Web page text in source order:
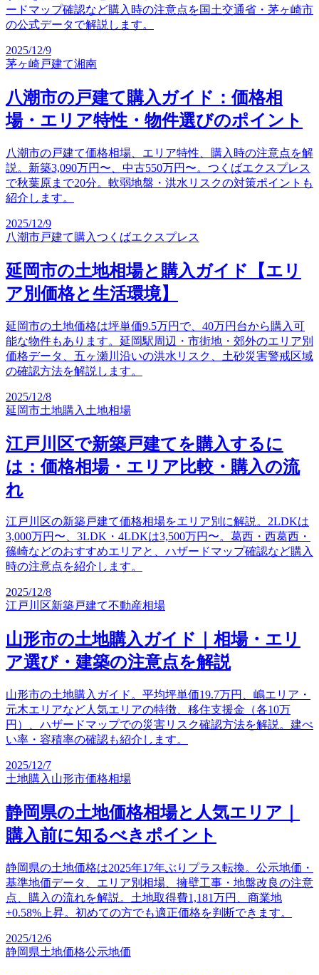
ードマップ確認など購入時の注意点を国土交通省・茅ヶ崎市
の公式データで解説します。
2025/12/9
茅ヶ崎戸建て湘南
八潮市の戸建て購入ガイド：価格相
場・エリア特性・物件選びのポイント
八潮市の戸建て価格相場、エリア特性、購入時の注意点を解
説。新築3,090万円〜、中古550万円〜。つくばエクスプレス
で秋葉原まで20分。軟弱地盤・洪水リスクの対策ポイントも
紹介します。
2025/12/9
八潮市戸建て購入つくばエクスプレス
延岡市の土地相場と購入ガイド【エリ
ア別価格と生活環境】
延岡市の土地価格は坪単価9.5万円で、40万円台から購入可
能な物件もあります。延岡駅周辺・市街地・郊外のエリア別
価格データ、五ヶ瀬川沿いの洪水リスク、土砂災害警戒区域
の確認方法を解説します。
2025/12/8
延岡市土地購入 土地相場
江戸川区で新築戸建てを購入するに
は：価格相場・エリア比較・購入の流
れ
江戸川区の新築戸建て価格相場をエリア別に解説。2LDKは
3,000万円〜、3LDK・4LDKは3,500万円〜。葛西・西葛西・
篠崎などのおすすめエリアと、ハザードマップ確認など購入
時の注意点を紹介します。
2025/12/8
江戸川区新築戸建て不動産相場
山形市の土地購入ガイド｜相場・エリ
ア選び・建築の注意点を解説
山形市の土地購入ガイド。平均坪単価19.7万円、嶋エリア・
元木エリアなど人気エリアの特徴、移住支援金（各10万
円）、ハザードマップでの災害リスク確認方法を解説。建ぺ
い率・容積率の確認も紹介します。
2025/12/7
土地購入 山形市価格相場
静岡県の土地価格相場と人気エリア｜
購入前に知るべきポイント
静岡県の土地価格は2025年17年ぶりプラス転換。公示地価・
基準地価データ、エリア別相場、擁壁工事・地盤改良の注意
点、購入の流れを解説。土地取得費1,181万円、商業地
+0.58%上昇。初めての方でも適正価格を判断できます。
2025/12/6
静岡県土地価格公示地価